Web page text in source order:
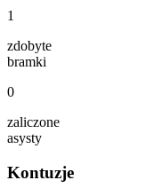
1
zdobyte
bramki
0
zaliczone
asysty
Kontuzje